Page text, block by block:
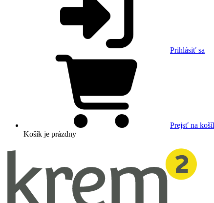
Prihlásiť sa
Prejsť na
Košík je prázdny